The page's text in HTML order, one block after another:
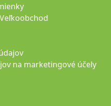
na marketingové účely